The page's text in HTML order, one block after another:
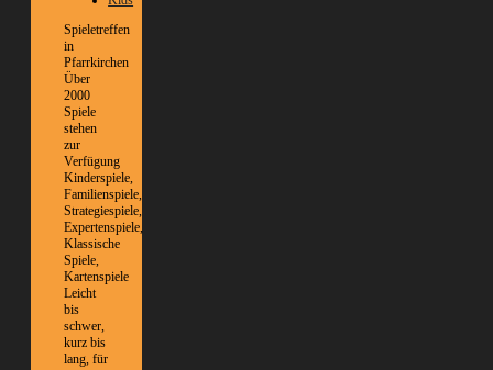
Spieletreffen
in
Pfarrkirchen
Über
2000
Spiele
stehen
zur
Verfügung
Kinderspiele,
Familienspiele,
Strategiespiele,
Expertenspiele,
Klassische
Spiele,
Kartenspiele
Leicht
bis
schwer,
kurz bis
lang, für